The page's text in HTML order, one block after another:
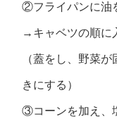
②フライパンに油
→キャベツの順に
（蓋をし、野菜
きにする）
③コーンを加え、